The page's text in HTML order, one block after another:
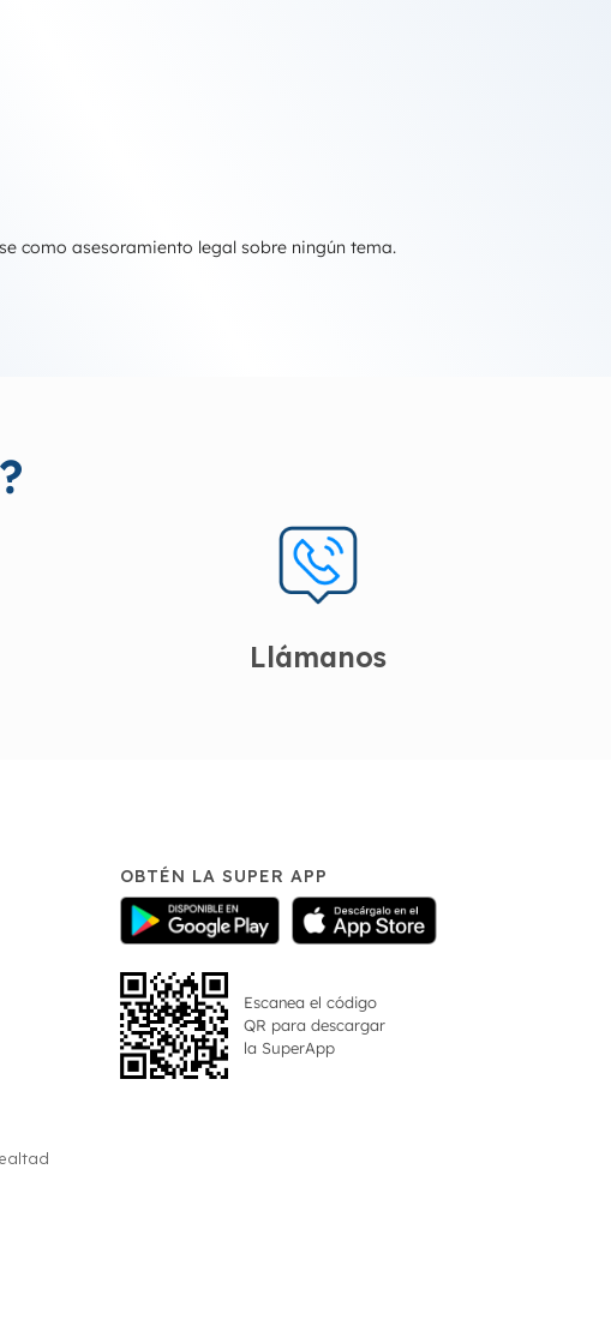
como asesoramiento legal sobre ningún tema.
Llámanos
OBTÉN LA SUPER APP
Escanea el código
QR para descargar
la SuperApp